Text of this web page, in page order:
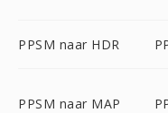
PPSM naar HDR
PPSM naar MAP